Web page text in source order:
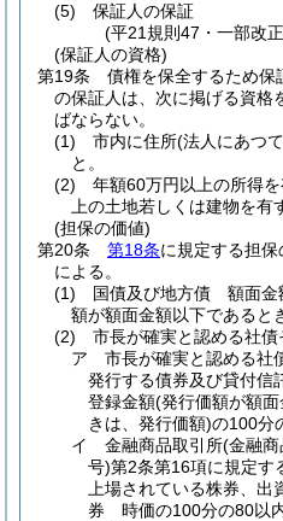
(5)
保証人の保証
(平21規則47・一部改
(保証人の資格)
第19条
債権を保全するため保
の保証人は、次に掲げる資格
ばならない。
(1)
市内に住所(法人にあつ
と。
(2)
年額60万円以上の所得
上の土地若しくは建物を有
(担保の価値)
第20条
第18条に規定する担
による。
(1)
国債及び地方債 額面金
額が額面金額以下であると
(2)
市長が確実と認める社
ア
市長が確実と認める社
発行する債券及び貸付
登録金額(発行価額が額
きは、発行価額)の100分
イ
金融商品取引所(金融
号)第2条第16項に規定す
上場されている株券、
券 時価の100分の80以